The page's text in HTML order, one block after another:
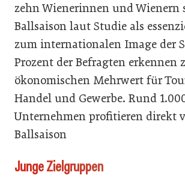
zehn Wienerinnen und Wienern
Ballsaison laut Studie als
zum internationalen Image der
Prozent der Befragten erkennen
ökonomischen Mehrwert für
Handel und Gewerbe. Rund
Unternehmen profitieren direkt
Ballsaison
Junge Zielgruppen